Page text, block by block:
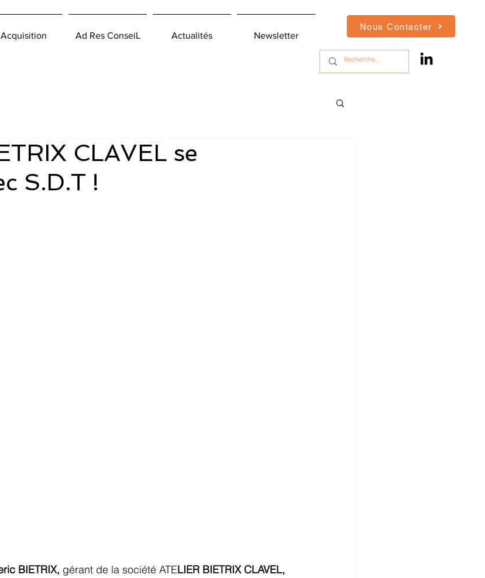
Nous Contacter
Acquisition Ad Res ConseiL Actualités Newsletter
CLAVEL se
S.D.T !
BIETRIX, gérant de la société ATELIER BIETRIX CLAVEL,